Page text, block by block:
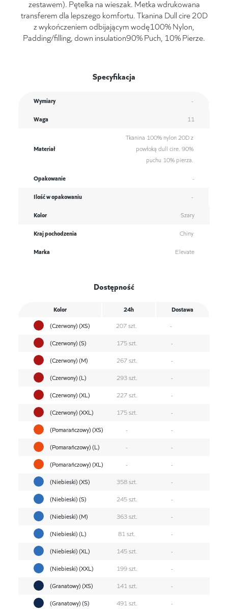
zestawem). Pętelka na wieszak. Metka wdrukowana
transferem dla lepszego komfortu. Tkanina Dull cire 20D
z wykończeniem odbijającym wodę100% Nylon,
Padding/filling, down insulation90% Puch, 10% Pierze.
Specyfikacja
Wymiary -
Waga 11
Materiał
Tkanina 100% nylon 20D z
powłoką dull cire. 90%
puchu 10% pierza.
Opakowanie -
Ilość w opakowaniu -
Kolor Szary
Kraj pochodzenia Chiny
Marka Elevate
Dostępność
Kolor 24h
Dostawa
(Czerwony) (XS)
207 szt.
-
(Czerwony) (S)
175 szt.
-
(Czerwony) (M)
267 szt.
-
(Czerwony) (L)
293 szt.
-
(Czerwony) (XL)
227 szt.
-
(Czerwony) (XXL)
175 szt.
-
(Pomarańczowy) (XS)
-
-
(Pomarańczowy) (L)
-
-
(Pomarańczowy) (XL)
-
-
(Niebieski) (XS)
358 szt.
-
(Niebieski) (S)
245 szt.
-
(Niebieski) (M)
363 szt.
-
(Niebieski) (L)
81 szt.
-
(Niebieski) (XL)
145 szt.
-
(Niebieski) (XXL)
199 szt.
-
(Granatowy) (XS)
141 szt.
-
(Granatowy) (S)
491 szt. -